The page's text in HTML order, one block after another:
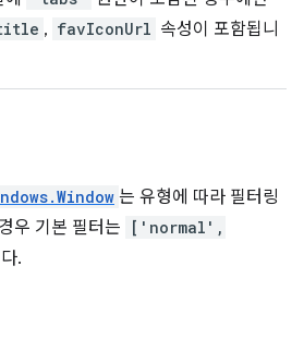
, favIconUrl 속성이 포함됩니
는 유형에 따라 필터링
우 기본 필터는
['normal',
.